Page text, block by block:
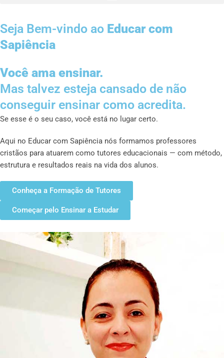
Seja Bem-vindo ao Educar com
Sapiência
Você ama ensinar.
Mas talvez esteja cansado de não
conseguir ensinar como acredita.
Se esse é o seu caso, você está no lugar certo.
Aqui no Educar com Sapiência nós formamos professores
cristãos para atuarem como tutores educacionais — com método,
estrutura e resultados reais na vida dos alunos.
Conheça a Formação de Tutores
Começar pelo Ensinar a Estudar